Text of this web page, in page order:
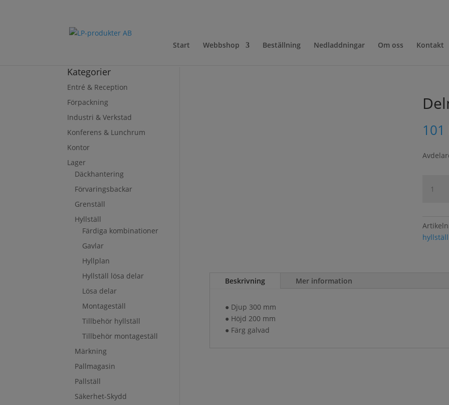
Start Webbshop Beställning Nedladdningar Om oss Kontakt
Kategorier
Entré & Reception
Förpackning
Industri & Verkstad
Konferens & Lunchrum
Kontor
Lager
Däckhantering
Förvaringsbackar
Grenställ
Hyllställ
Färdiga kombinationer
Gavlar
Hyllplan
Hyllställ lösa delar
Lösa delar
Montageställ
Tillbehör hyllställ
Tillbehör montageställ
Märkning
Pallmagasin
Pallställ
Säkerhet-Skydd
101
300,
hyllställ
Beskrivning Mer information
● Djup 300 mm
● Höjd 200 mm
● Färg galvad